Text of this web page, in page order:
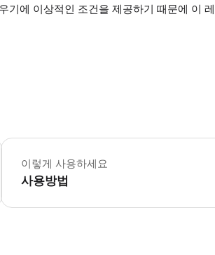
기에 이상적인 조건을 제공하기 때문에 이
활동 전후에 사용할 수 있는 탈의실과 샤워 시설이
이렇게 사용하세요
사용방법